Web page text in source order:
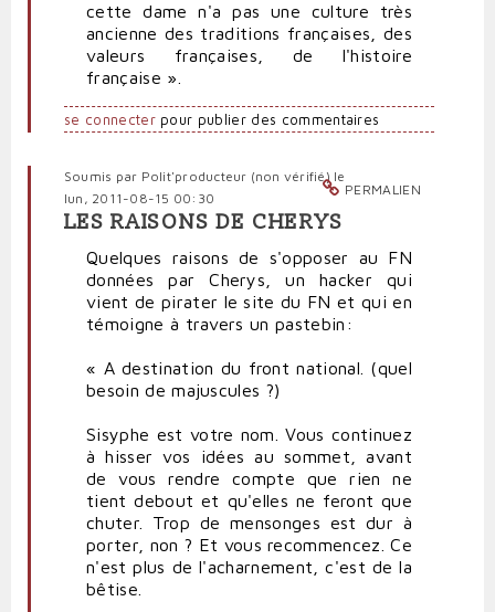
cette dame n'a pas une culture très
ancienne des traditions françaises, des
valeurs françaises, de l'histoire
française ».
se connecterpour publier des commentaires
PERMALIEN
Soumis par Polit'producteur (non vérifié)le
lun, 2011-08-15 00:30
LES RAISONS DE CHERYS
Quelques raisons de s'opposer au FN
données par Cherys, un hacker qui
vient de pirater le site du FN et qui en
témoigne à travers un pastebin:
« A destination du front national. (quel
besoin de majuscules ?)
Sisyphe est votre nom. Vous continuez
à hisser vos idées au sommet, avant
de vous rendre compte que rien ne
tient debout et qu'elles ne feront que
chuter. Trop de mensonges est dur à
porter, non ? Et vous recommencez. Ce
n'est plus de l'acharnement, c'est de la
bêtise.